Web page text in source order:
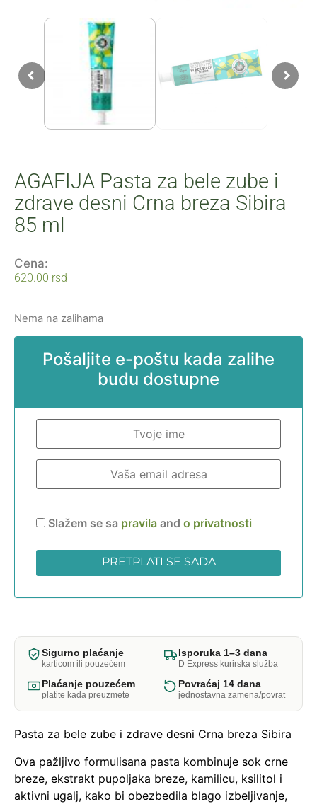
AGAFIJA Pasta za bele zube i
zdrave desni Crna breza Sibira
85 ml
Cena:
620.00 rsd
Nema na zalihama
Pošaljite e-poštu kada zalihe
budu dostupne
Slažem se sa pravila and o privatnosti
Sigurno plaćanje
karticom ili pouzećem
Isporuka 1–3 dana
D Express kurirska služba
Plaćanje pouzećem
platite kada preuzmete
Povraćaj 14 dana
jednostavna zamena/povrat
Pasta za bele zube i zdrave desni Crna breza Sibira
Ova pažljivo formulisana pasta kombinuje sok crne
breze, ekstrakt pupoljaka breze, kamilicu, ksilitol i
aktivni ugalj, kako bi obezbedila blago izbeljivanje,